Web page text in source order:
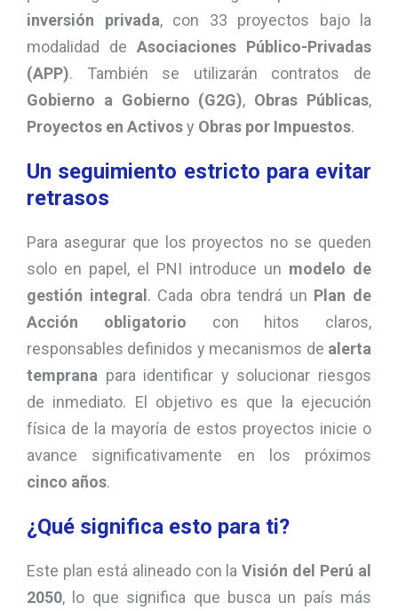
inversión privada, con 33 proyectos bajo la
modalidad de Asociaciones Público-Privadas
(APP). También se utilizarán contratos de
Gobierno a Gobierno (G2G), Obras Públicas,
Proyectos en Activosy Obras por Impuestos.
Un seguimiento estricto para evitar
retrasos
Para asegurar que los proyectos no se queden
solo en papel, el PNI introduce un modelo de
gestión integral . Cada obra tendrá un Plan de
Acción obligatorio con hitos claros,
responsables definidos y mecanismos de alerta
temprana para identificar y solucionar riesgos
de inmediato. El objetivo es que la ejecución
física de la mayoría de estos proyectos inicie o
avance significativamente en los próximos
cinco años.
¿Qué significa esto para ti?
Este plan está alineado con laVisión del Perú al
2050, lo que significa que busca un país más